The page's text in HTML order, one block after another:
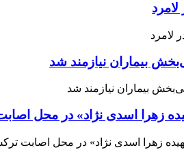
بیماران نیازمند شد
زهرا اسدی نژاد» در محل